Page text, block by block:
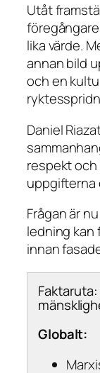
Utåt
lika värde.
annan bild
och en
Daniel
respekt
uppgifterna
Frågan är
ledning
innan
Globalt: